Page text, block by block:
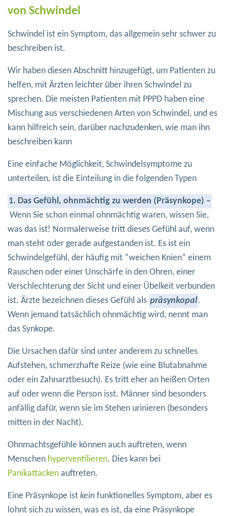
von Schwindel
Schwindel ist ein Symptom, das allgemein sehr schwer zu
beschreiben ist.
Wir haben diesen Abschnitt hinzugefügt, um Patienten zu
helfen, mit Ärzten leichter über ihren Schwindel zu
sprechen. Die meisten Patienten mit PPPD haben eine
Mischung aus verschiedenen Arten von Schwindel, und es
kann hilfreich sein, darüber nachzudenken, wie man ihn
beschreiben kann
Eine einfache Möglichkeit, Schwindelsymptome zu
unterteilen, ist die Einteilung in die folgenden Typen
1. Das Gefühl, ohnmächtig zu werden (Präsynkope) –
Wenn Sie schon einmal ohnmächtig waren, wissen Sie,
was das ist! Normalerweise tritt dieses Gefühl auf, wenn
man steht oder gerade aufgestanden ist. Es ist ein
Schwindelgefühl, der häufig mit “weichen Knien” einem
Rauschen oder einer Unschärfe in den Ohren, einer
Verschlechterung der Sicht und einer Übelkeit verbunden
ist. Ärzte bezeichnen dieses Gefühl als präsynkopal.
Wenn jemand tatsächlich ohnmächtig wird, nennt man
das Synkope.
Die Ursachen dafür sind unter anderem zu schnelles
Aufstehen, schmerzhafte Reize (wie eine Blutabnahme
oder ein Zahnarztbesuch). Es tritt eher an heißen Orten
auf oder wenn die Person isst. Männer sind besonders
anfällig dafür, wenn sie im Stehen urinieren (besonders
mitten in der Nacht).
Ohnmachtsgefühle können auch auftreten, wenn
Menschen hyperventilieren. Dies kann bei
Panikattacken auftreten.
Eine Präsynkope ist kein funktionelles Symptom, aber es
lohnt sich zu wissen, was es ist, da eine Präsynkope